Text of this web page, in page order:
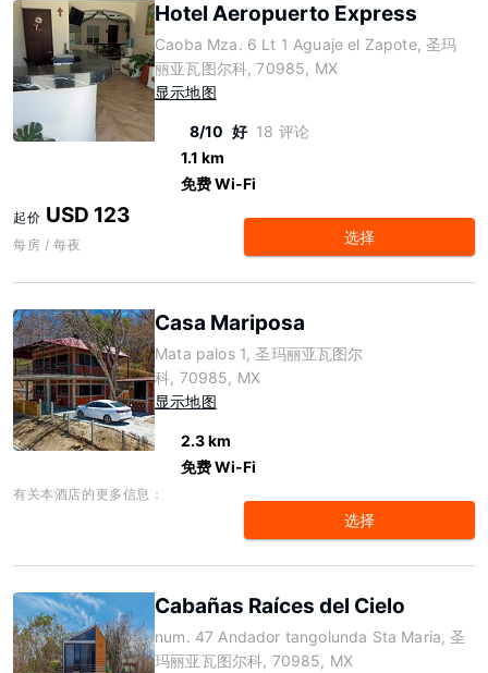
Hotel Aeropuerto Express
Caoba Mza. 6 Lt 1 Aguaje el Zapote, 圣玛
丽亚瓦图尔科, 70985, MX
显示地图
8/10 好 18 评论
1.1 km
免费 Wi-Fi
起价 USD 123
每房 / 每夜 选择
Casa Mariposa
Mata palos 1, 圣玛丽亚瓦图尔
科, 70985, MX
显示地图
2.3 km
免费 Wi-Fi
有关本酒店的更多信息：
选择
Cabañas Raíces del Cielo
num. 47 Andador tangolunda Sta Maria, 圣
玛丽亚瓦图尔科, 70985, MX